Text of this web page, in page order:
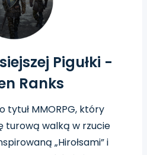
Pigułki -
Ranks
tytuł MMORPG, który
turową walką w rzucie
„Hirołsami” i